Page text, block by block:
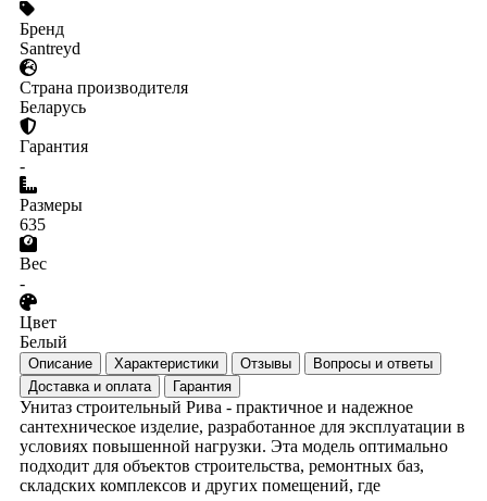
Бренд
Santreyd
Страна производителя
Беларусь
Гарантия
-
Размеры
635
Вес
-
Цвет
Белый
Описание Характеристики Отзывы
Вопросы и ответы
Доставка и оплата
Гарантия
Унитаз строительный Рива - практичное и надежное
сантехническое изделие, разработанное для эксплуатации в
условиях повышенной нагрузки. Эта модель оптимально
подходит для объектов строительства, ремонтных баз,
складских комплексов и других помещений, где